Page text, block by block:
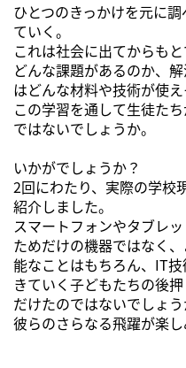
ひとつのきっかけを元に
ていく。
これは社会に出てからもと
どんな課題があるのか、
はどんな材料や技術が使え
この学習を通して生徒た
ではないでしょうか。
いかがでしょうか？
2回にわたり、実際の学校
紹介しました。
スマートフォンやタブレ
ためだけの機器ではなく
能なことはもちろん、IT
きていく子どもたちの後
だけたのではないでしょう
彼らのさらなる飛躍が楽し